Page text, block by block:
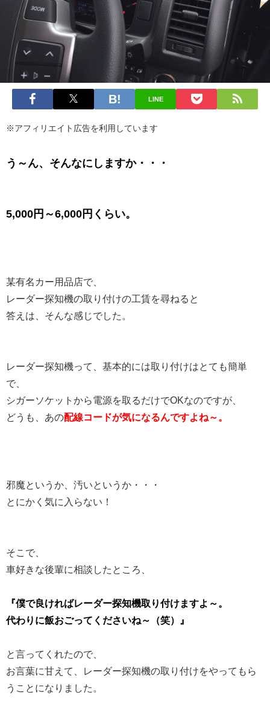
LINE
※アフィリエイト広告を利用しています
う～ん、そんなにしますか・・・
5,000円～6,000円くらい。
某有名カー用品店で、
レーダー探知機の取り付けの工賃を尋ねると
答えは、そんな感じでした。
レーダー探知機って、基本的には取り付けはとても簡単
で、
シガーソケットから電源を取るだけでOKなのですが、
どうも、あの配線コードが気になるんですよね～。
邪魔というか、汚いというか・・・
とにかく気に入らない！
そこで、
車好きな後輩に相談したところ、
『僕で良ければレーダー探知機取り付けますよ～。
代わりに飯おごってくださいね～（笑）』
と言ってくれたので、
お言葉に甘えて、レーダー探知機の取り付けをやってもら
うことになりました。